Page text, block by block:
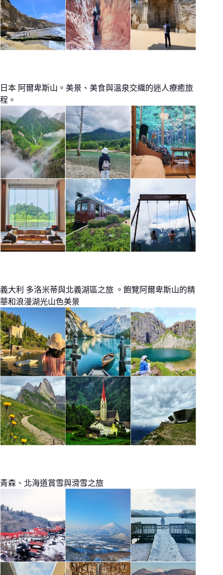
日本 阿爾卑斯山。美景、美食與溫泉交織的迷人療癒旅
程。
義大利 多洛米蒂與北義湖區之旅 。飽覽阿爾卑斯山的精
華和浪漫湖光山色美景
青森、北海道賞雪與滑雪之旅